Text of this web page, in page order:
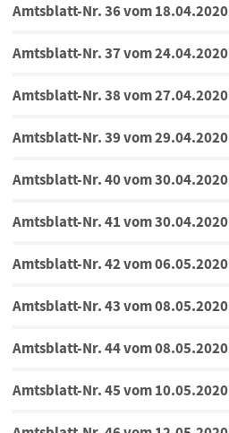
Amtsblatt-Nr. 36 vom 18.04.2020
Amtsblatt-Nr. 37 vom 24.04.2020
Amtsblatt-Nr. 38 vom 27.04.2020
Amtsblatt-Nr. 39 vom 29.04.2020
Amtsblatt-Nr. 40 vom 30.04.2020
Amtsblatt-Nr. 41 vom 30.04.2020
Amtsblatt-Nr. 42 vom 06.05.2020
Amtsblatt-Nr. 43 vom 08.05.2020
Amtsblatt-Nr. 44 vom 08.05.2020
Amtsblatt-Nr. 45 vom 10.05.2020